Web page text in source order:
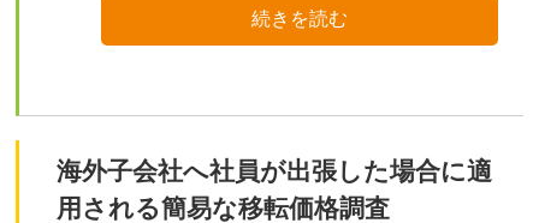
続きを読む
海外子会社へ社員が出張した場合に適
用される簡易な移転価格調査